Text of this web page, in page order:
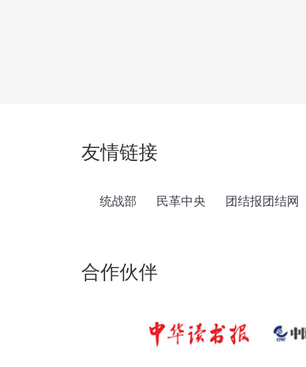
友情链接
统战部 民革中央 团结报团结网
合作伙伴